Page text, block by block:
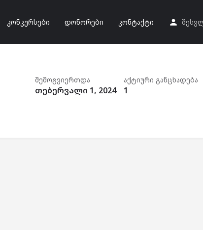
კონკურსები დონორები კონტაქტი
შემოგვიერთდა
თებერვალი 1, 2024
აქტიური განცხადება
1